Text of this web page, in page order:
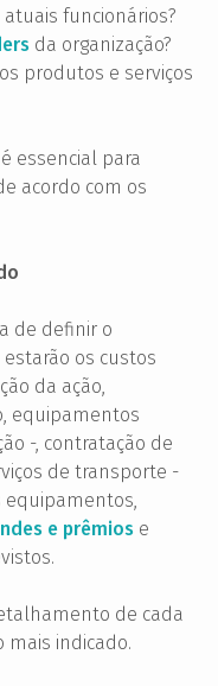
atuais funcionários?
da organização?
produtos e serviços
essencial para
acordo com os
de definir o
os custos
da ação,
equipamentos
-, contratação de
de transporte -
equipamentos,
e prêmios e
de cada
mais indicado.